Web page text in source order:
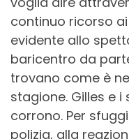
continuo ricorso
evidente allo
baricentro da
trovano come è
stagione. Gilles e
corrono. Per
polizia, alla